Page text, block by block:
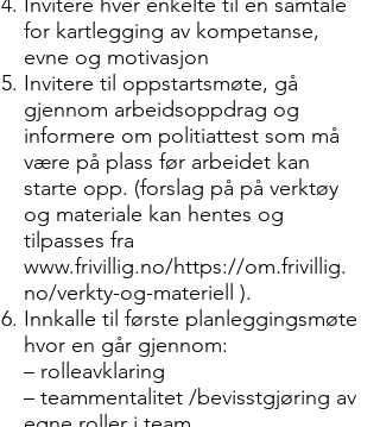
for kartlegging av kompetanse,
evne og motivasjon
Invitere til oppstartsmøte, gå
gjennom arbeidsoppdrag og
informere om politiattest som må
være på plass før arbeidet kan
starte opp. (forslag på på verktøy
og materiale kan hentes og
tilpasses fra
www.frivillig.no/https://om.frivillig.
no/verkty-og-materiell
).
Innkalle til første planleggingsmøte
hvor en går gjennom:
– rolleavklaring
– teammentalitet /bevisstgjøring av